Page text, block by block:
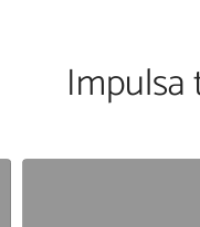
Impulsa